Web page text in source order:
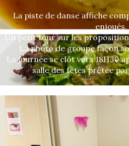
La piste de danse affiche
enjoués.
Un petit tour sur les
La photo de groupe façon
La journée se clôt vers 18H30
salle des fêtes prêtée